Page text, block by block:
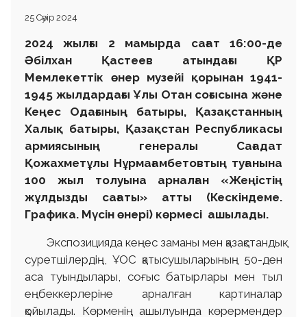
25 Сәуір 2024
2024 жылғы 2 мамырда сағат 16:00-де
Әбілхан Қастеев атындағы ҚР
Мемлекеттік өнер музейі қорынан 1941-
1945 жылдардағы Ұлы Отан соғысына және
Кеңес Одағының батыры, Қазақстанның
Халық батыры, Қазақстан Республикасы
армиясының генералы Сағадат
Қожахметұлы Нұрмағамбетовтың туғанына
100 жыл толуына арналған «Жеңістің
жұлдызды сағаты» атты (Кескіндеме.
Графика. Мүсін өнері) көрмесі ашылады.
Экспозицияда кеңес заманы мен қазақстандық
суретшілердің, ҰОС қатысушыларының 50-ден
аса туындылары, соғыс батырлары мен тыл
еңбеккерлеріне арналған картиналар
қойылады. Көрменің ашылуында көрермендер